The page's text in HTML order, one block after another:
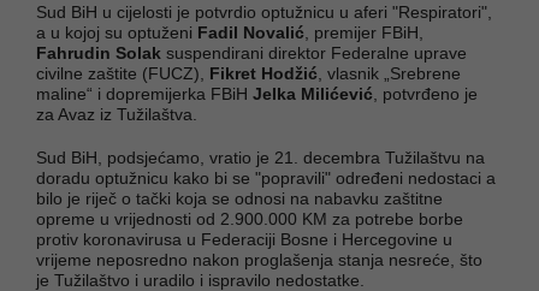
Sud BiH u cijelosti je potvrdio optužnicu u aferi "Respiratori",
a u kojoj su optuženi Fadil Novalić , premijer FBiH,
Fahrudin Solak suspendirani direktor Federalne uprave
civilne zaštite (FUCZ), Fikret Hodžić , vlasnik „Srebrene
maline“ i dopremijerka FBiH Jelka Milićević , potvrđeno je
za Avaz iz Tužilaštva.
Sud BiH, podsjećamo, vratio je 21. decembra Tužilaštvu na
doradu optužnicu kako bi se "popravili" određeni nedostaci a
bilo je riječ o tački koja se odnosi na nabavku zaštitne
opreme u vrijednosti od 2.900.000 KM za potrebe borbe
protiv koronavirusa u Federaciji Bosne i Hercegovine u
vrijeme neposredno nakon proglašenja stanja nesreće, što
je Tužilaštvo i uradilo i ispravilo nedostatke.